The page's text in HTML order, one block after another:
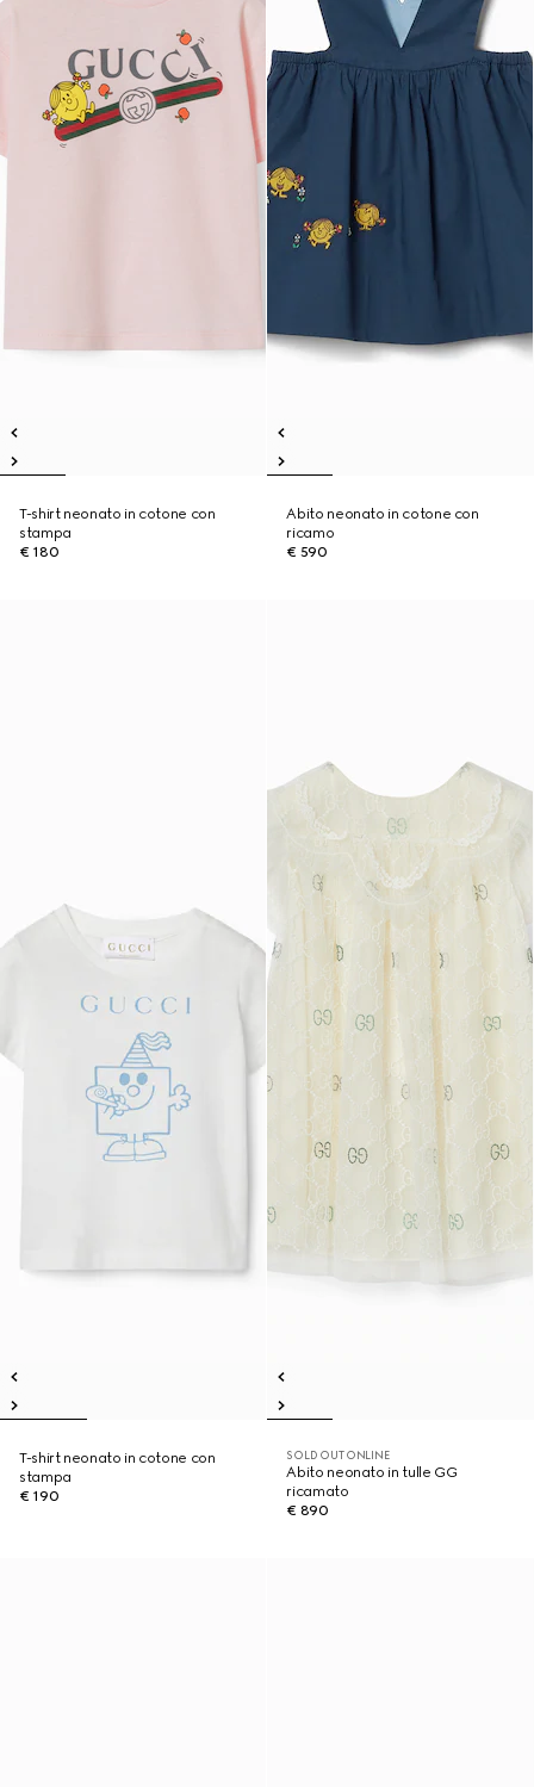
T-shirt neonato in cotone con
stampa
€ 180
Abito neonato in cotone con
ricamo
€ 590
T-shirt neonato in cotone con
stampa
€ 190
SOLD OUT ONLINE
Abito neonato in tulle GG
ricamato
€ 890